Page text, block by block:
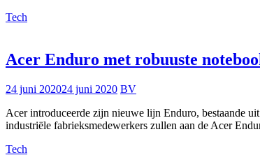
Tech
Acer Enduro met robuuste
24 juni 202024 juni 2020 BV
Acer introduceerde zijn nieuwe lijn Enduro, bestaande
industriële fabrieksmedewerkers zullen aan de Acer
Tech